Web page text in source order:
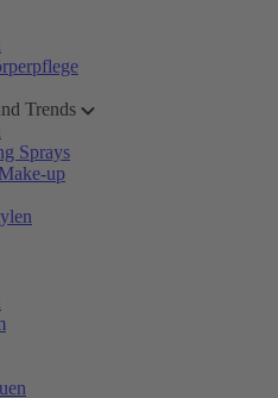
Trends
Sprays
up